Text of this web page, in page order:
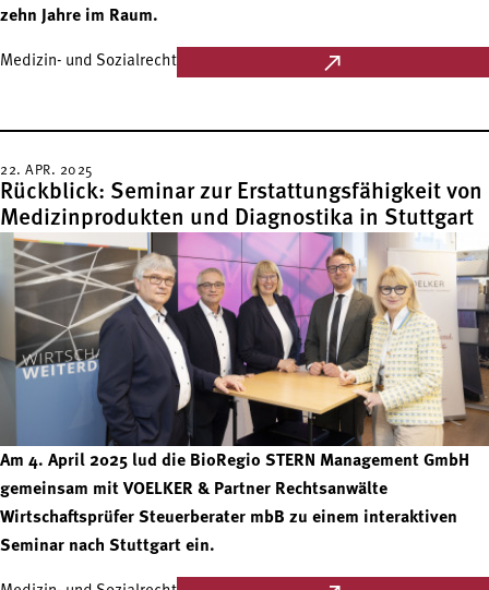
zehn Jahre im Raum.
Medizin- und Sozialrecht
22. APR. 2025
Rückblick: Seminar zur Erstattungsfähigkeit von
Medizinprodukten und Diagnostika in Stuttgart
Am 4. April 2025 lud die BioRegio STERN Management GmbH
gemeinsam mit VOELKER & Partner Rechtsanwälte
Wirtschaftsprüfer Steuerberater mbB zu einem interaktiven
Seminar nach Stuttgart ein.